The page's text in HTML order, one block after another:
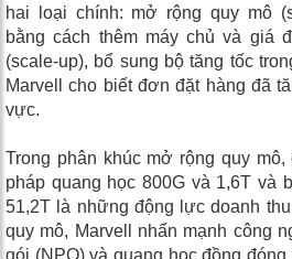
hai loại chính: mở rộng quy mô
bằng cách thêm máy chủ và giá
(scale-up), bổ sung bộ tăng tốc
Marvell cho biết đơn đặt hàng đã
vực.
Trong phân khúc mở rộng quy
pháp quang học 800G và 1,6T và
51,2T là những động lực doanh
quy mô, Marvell nhấn mạnh công